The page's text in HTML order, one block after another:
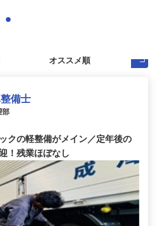
備士
部
クの軽整備がメイン／定年後の
！残業ほぼなし